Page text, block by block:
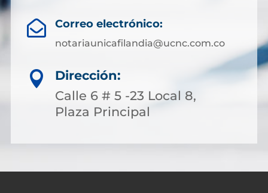
 Correo electrónico:
notariaunicafilandia@ucnc.com.co

Dirección:
Calle 6 # 5 -23 Local 8,
Plaza Principal